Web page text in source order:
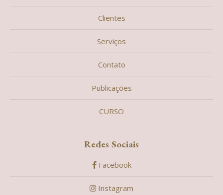
Clientes
Serviços
Contato
Publicações
CURSO
Redes Sociais
Facebook
Instagram